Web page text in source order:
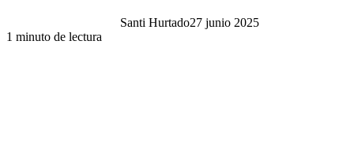
Santi Hurtado27 junio 2025
1 minuto de lectura